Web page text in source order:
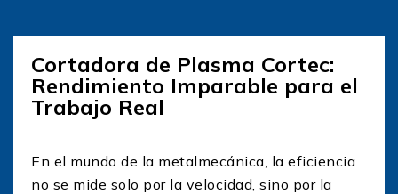
Cortadora de Plasma Cortec:
Rendimiento Imparable para el
Trabajo Real
En el mundo de la metalmecánica, la eficiencia
no se mide solo por la velocidad, sino por la